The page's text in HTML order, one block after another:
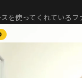
を使ってくれているフ